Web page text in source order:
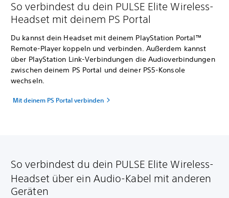
So verbindest du dein PULSE Elite Wireless-
Headset mit deinem PS Portal
Du kannst dein Headset mit deinem PlayStation Portal™
Remote-Player koppeln und verbinden. Außerdem kannst
über PlayStation Link-Verbindungen die Audioverbindungen
zwischen deinem PS Portal und deiner PS5-Konsole
wechseln.
Mit deinem PS Portal verbinden
So verbindest du dein PULSE Elite Wireless-
Headset über ein Audio-Kabel mit anderen
Geräten